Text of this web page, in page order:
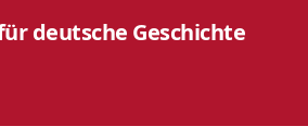
deutsche Geschichte